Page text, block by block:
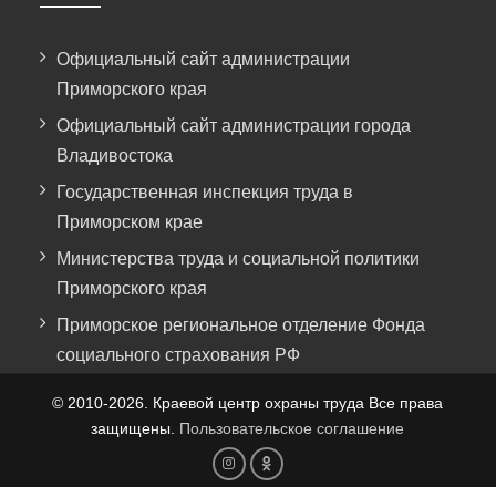
Официальный сайт администрации
Приморского края
Официальный сайт администрации города
Владивостока
Государственная инспекция труда в
Приморском крае
Министерства труда и социальной политики
Приморского края
Приморское региональное отделение Фонда
социального страхования РФ
© 2010-2026. Краевой центр охраны труда Все права
защищены. Пользовательское соглашение